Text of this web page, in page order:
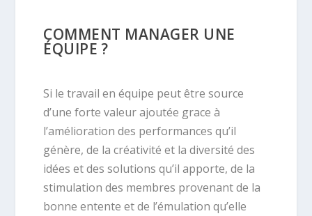
COMMENT MANAGER UNE
ÉQUIPE ?
Si le travail en équipe peut être source
d’une forte valeur ajoutée grace à
l’amélioration des performances qu’il
génère, de la créativité et la diversité des
idées et des solutions qu’il apporte, de la
stimulation des membres provenant de la
bonne entente et de l’émulation qu’elle